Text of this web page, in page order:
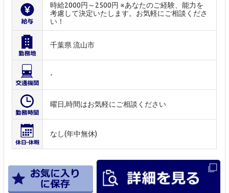
時給2000円～2500円 ※あなたのご経験、能力を
考慮して決定いたします。お気軽にご相談くださ
い！
千葉県 流山市
-
曜日,時間はお気軽にご相談ください
なし(年中無休)